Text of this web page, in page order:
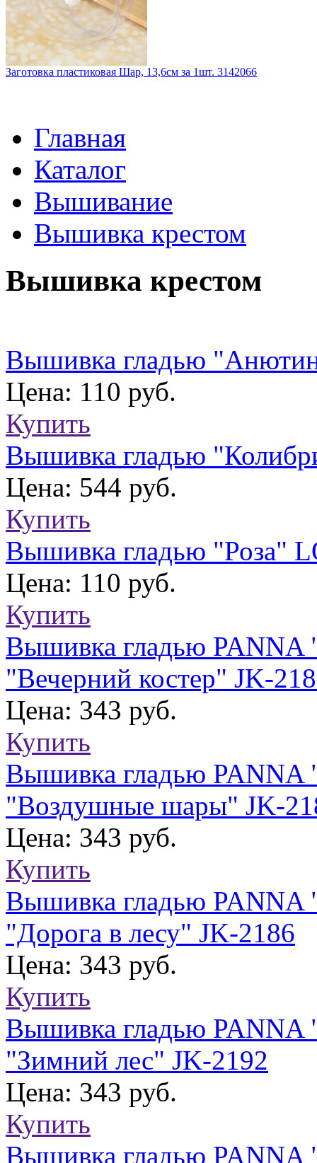
Заготовка пластиковая Шар, 13,6см за 1шт. 3142066
Главная
Каталог
Вышивание
Вышивка крестом
Вышивка крестом
Вышивка гладью
Цена: 110 руб.
Купить
Вышивка гладью
Цена: 544 руб.
Купить
Вышивка гладью "Роза"
Цена: 110 руб.
Купить
Вышивка гладью PANNA
"Вечерний костер" JK-
Цена: 343 руб.
Купить
Вышивка гладью PANNA
"Воздушные шары" JK-
Цена: 343 руб.
Купить
Вышивка гладью PANNA
"Дорога в лесу" JK-2186
Цена: 343 руб.
Купить
Вышивка гладью PANNA
"Зимний лес" JK-2192
Цена: 343 руб.
Купить
Вышивка гладью PANNA